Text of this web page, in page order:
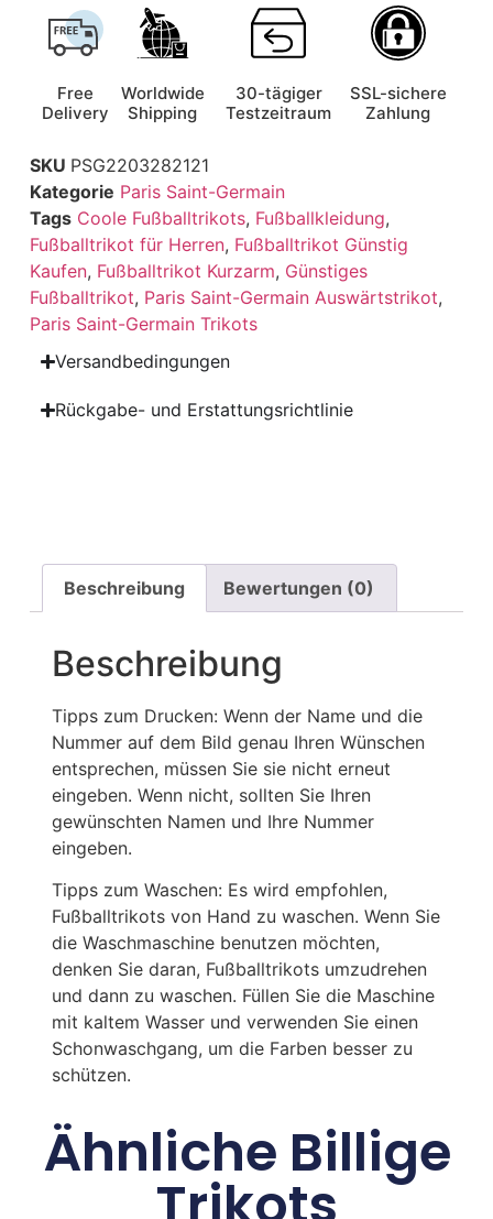
Free
Delivery
Worldwide
Shipping
30-tägiger
Testzeitraum
SSL-sichere
Zahlung
SKU PSG2203282121
Kategorie Paris Saint-Germain
Tags Coole Fußballtrikots, Fußballkleidung,
Fußballtrikot für Herren, Fußballtrikot Günstig
Kaufen, Fußballtrikot Kurzarm, Günstiges
Fußballtrikot, Paris Saint-Germain Auswärtstrikot,
Paris Saint-Germain Trikots
Versandbedingungen
Rückgabe- und Erstattungsrichtlinie
Beschreibung Bewertungen (0)
Beschreibung
Tipps zum Drucken: Wenn der Name und die
Nummer auf dem Bild genau Ihren Wünschen
entsprechen, müssen Sie sie nicht erneut
eingeben. Wenn nicht, sollten Sie Ihren
gewünschten Namen und Ihre Nummer
eingeben.
Tipps zum Waschen: Es wird empfohlen,
Fußballtrikots von Hand zu waschen. Wenn Sie
die Waschmaschine benutzen möchten,
denken Sie daran, Fußballtrikots umzudrehen
und dann zu waschen. Füllen Sie die Maschine
mit kaltem Wasser und verwenden Sie einen
Schonwaschgang, um die Farben besser zu
schützen.
Ähnliche Billige